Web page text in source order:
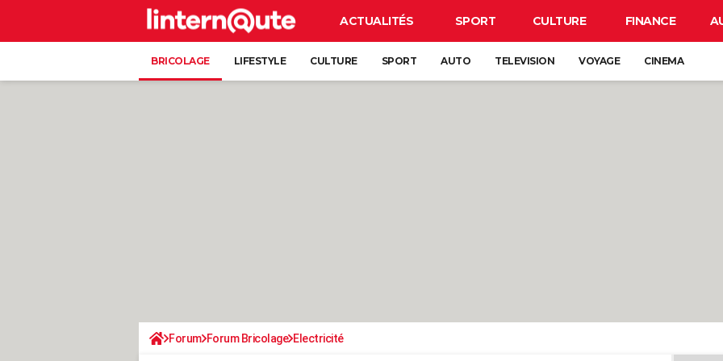
ACTUALITÉS SPORT CULTURE FINANCE
BRICOLAGE LIFESTYLE CULTURE SPORT AUTO TELEVISION VOYAGE CINEMA
Forum Forum Bricolage Electricité